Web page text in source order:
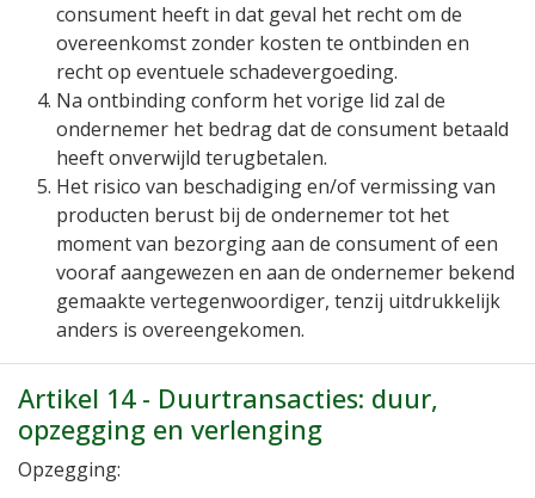
consument heeft in dat geval het recht om de
overeenkomst zonder kosten te ontbinden en
recht op eventuele schadevergoeding.
Na ontbinding conform het vorige lid zal de
ondernemer het bedrag dat de consument betaald
heeft onverwijld terugbetalen.
Het risico van beschadiging en/of vermissing van
producten berust bij de ondernemer tot het
moment van bezorging aan de consument of een
vooraf aangewezen en aan de ondernemer bekend
gemaakte vertegenwoordiger, tenzij uitdrukkelijk
anders is overeengekomen.
Artikel 14 - Duurtransacties: duur,
opzegging en verlenging
Opzegging: